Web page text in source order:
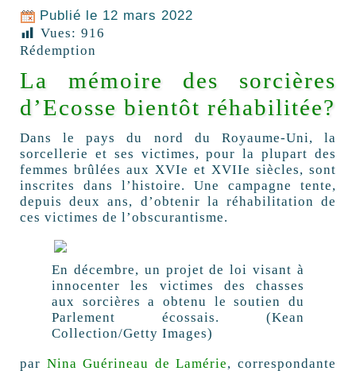
Publié le 12 mars 2022
Vues: 916
Rédemption
La mémoire des sorcières
d’Ecosse bientôt réhabilitée?
Dans le pays du nord du Royaume-Uni, la
sorcellerie et ses victimes, pour la plupart des
femmes brûlées aux XVIe et XVIIe siècles, sont
inscrites dans l’histoire. Une campagne tente,
depuis deux ans, d’obtenir la réhabilitation de
ces victimes de l’obscurantisme.
En décembre, un projet de loi visant à
innocenter les victimes des chasses
aux sorcières a obtenu le soutien du
Parlement écossais. (Kean
Collection/Getty Images)
par Nina Guérineau de Lamérie, correspondante